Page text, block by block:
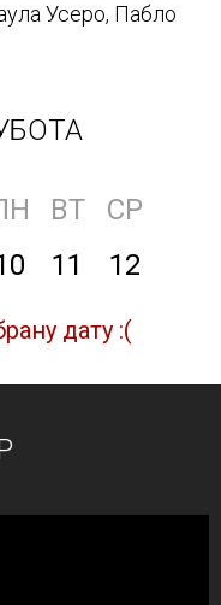
Усеро, Пабло
ВТ
СР
11 12
дату :(